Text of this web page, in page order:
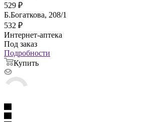
529 ₽
Б.Богаткова, 208/1
532 ₽
Интернет-аптека
Под заказ
Подробности
Купить